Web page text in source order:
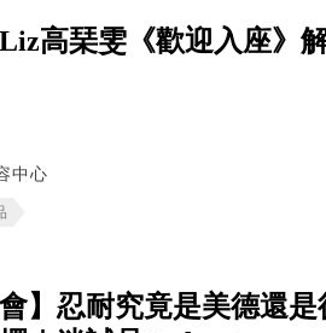
高琹雯《歡迎入座》
中心
會】忍耐究竟是美德還